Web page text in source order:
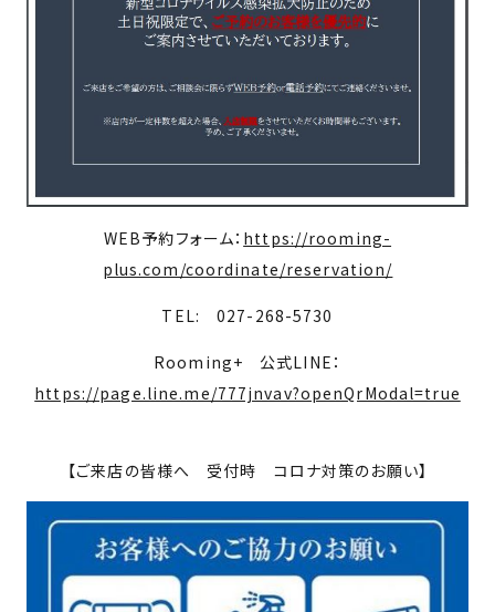
WEB予約フォーム： https://rooming-
plus.com/coordinate/reservation/
TEL: 027-268-5730
Rooming+ 公式LINE：
https://page.line.me/777jnvav?openQrModal=true
【ご来店の皆様へ 受付時 コロナ対策のお願い】